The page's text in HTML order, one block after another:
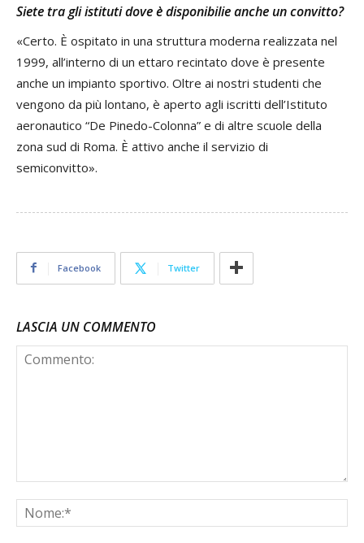
Siete tra gli istituti dove è disponibilie anche un convitto?
«Certo. È ospitato in una struttura moderna realizzata nel
1999, all’interno di un ettaro recintato dove è presente
anche un impianto sportivo. Oltre ai nostri studenti che
vengono da più lontano, è aperto agli iscritti dell’Istituto
aeronautico “De Pinedo-Colonna” e di altre scuole della
zona sud di Roma. È attivo anche il servizio di
semiconvitto».
Facebook Twitter
LASCIA UN COMMENTO